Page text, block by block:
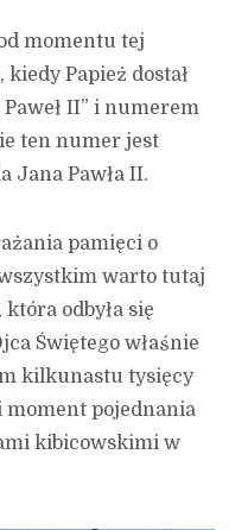
momentu tej
Papież dostał
II” i numerem
ten numer jest
Jana Pawła II.
pamięci o
warto tutaj
odbyła się
Świętego właśnie
kilkunastu tysięcy
moment pojednania
kibicowskimi w